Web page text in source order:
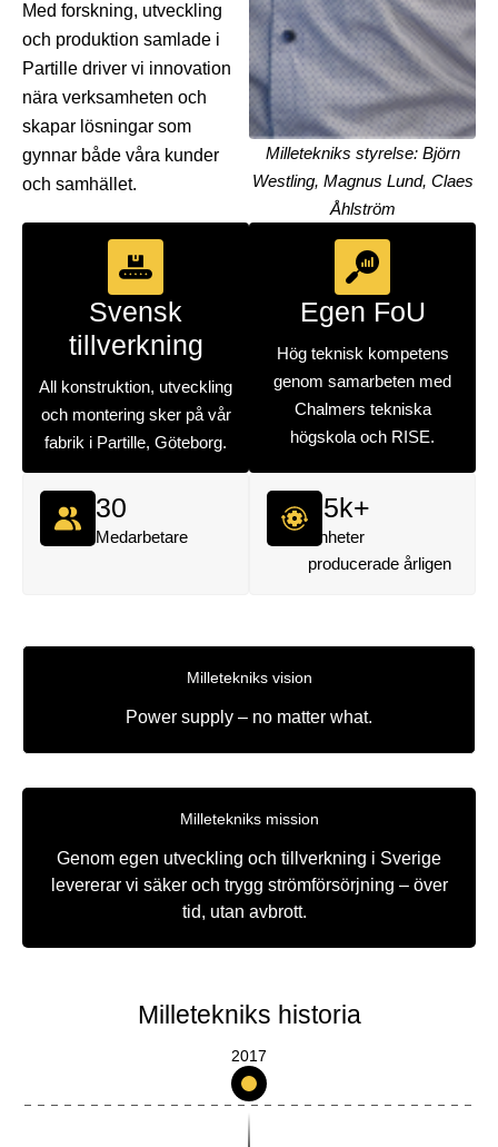
Med forskning, utveckling
och produktion samlade i
Partille driver vi innovation
nära verksamheten och
skapar lösningar som
gynnar både våra kunder
och samhället.
Milletekniks styrelse: Björn
Westling, Magnus Lund, Claes
Åhlström
Svensk
tillverkning
All konstruktion, utveckling
och montering sker på vår
fabrik i Partille, Göteborg.
Egen FoU
Hög teknisk kompetens
genom samarbeten med
Chalmers tekniska
högskola och RISE.
Medarbetare
30
Enheter
producerade årligen
25k+
Milletekniks vision
Power supply – no matter what.
Milletekniks mission
Genom egen utveckling och tillverkning i Sverige
levererar vi säker och trygg strömförsörjning – över
tid, utan avbrott.
Milletekniks historia
2017